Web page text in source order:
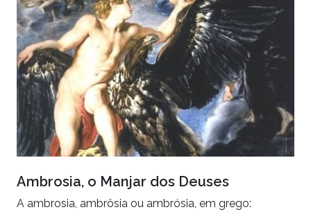
Ambrosia, o Manjar dos Deuses
A ambrosia, ambrôsia ou ambrósia, em grego: